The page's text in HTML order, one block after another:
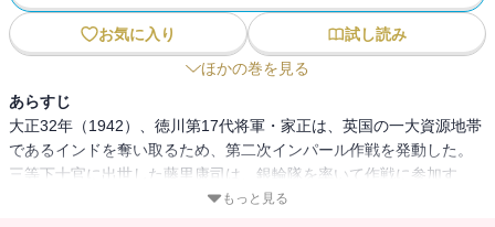
お気に入り
試し読み
ほかの巻を見る
あらすじ
大正32年（1942）、徳川第17代将軍・家正は、英国の一大資源地帯
であるインドを奪い取るため、第二次インパール作戦を発動した。
三等下士官に出世した藤里康司は、銀輪隊を率いて作戦に参加す
る。だが、敵の戦車に制圧され、部隊は大河の中州に孤立してしま
もっと見る